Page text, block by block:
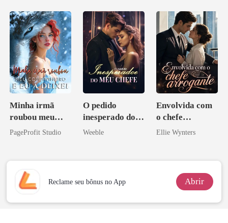
desafiar
esposa
Minha irmã
roubou meu
companheiro e
PageProfit Studio
O pedido
inesperado do
meu chefe
Weeble
Envolvida com
o chefe
arrogante
Ellie Wynters
Reclame seu bônus no App Abrir